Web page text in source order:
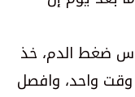
ضغط الدم، خذ
وقت واحد، وافصل